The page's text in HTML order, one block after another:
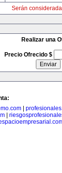
Serán
Realizar una
Precio Ofrecido $
|